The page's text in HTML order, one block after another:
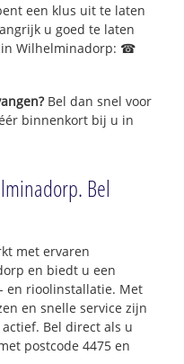
een klus uit te laten
u goed te laten
in Wilhelminadorp: ☎
Bel dan snel voor
binnenkort bij u in
Bel
met ervaren
en biedt u een
en rioolinstallatie. Met
en snelle service zijn
Bel direct als u
postcode 4475 en